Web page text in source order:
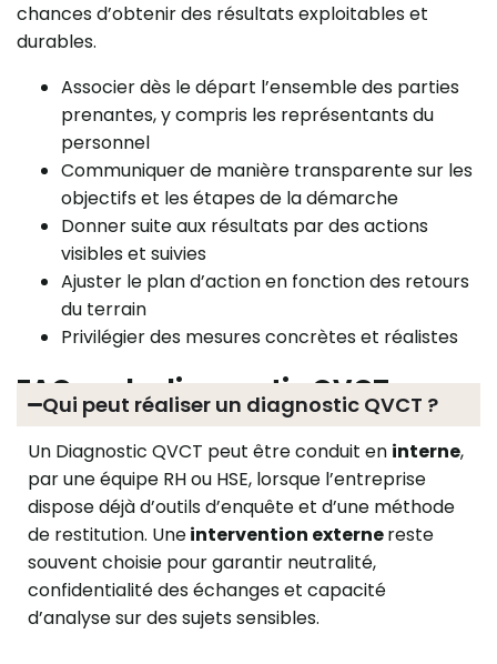
chances d’obtenir des résultats exploitables et
durables.
Associer dès le départ l’ensemble des parties
prenantes, y compris les représentants du
personnel
Communiquer de manière transparente sur les
objectifs et les étapes de la démarche
Donner suite aux résultats par des actions
visibles et suivies
Ajuster le plan d’action en fonction des retours
du terrain
Privilégier des mesures concrètes et réalistes
FAQ sur le diagnostic QVCT
Qui peut réaliser un diagnostic QVCT ?
Un Diagnostic QVCT peut être conduit en interne,
par une équipe RH ou HSE, lorsque l’entreprise
dispose déjà d’outils d’enquête et d’une méthode
de restitution. Uneintervention externereste
souvent choisie pour garantir neutralité,
confidentialité des échanges et capacité
d’analyse sur des sujets sensibles.